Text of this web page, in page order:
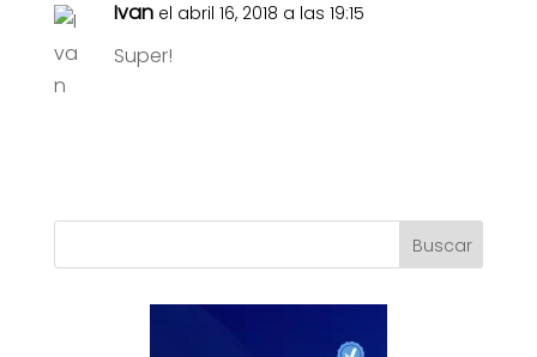
Ivan el abril 16, 2018 a las 19:15
Super!